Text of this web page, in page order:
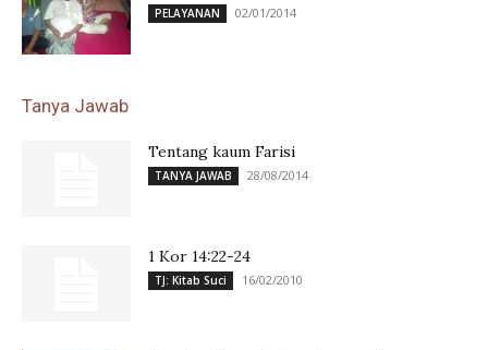
PELAYANAN 02/01/2014
Tanya Jawab
Tentang kaum Farisi
TANYA JAWAB 28/08/2014
1 Kor 14:22-24
TJ: Kitab Suci 16/02/2010